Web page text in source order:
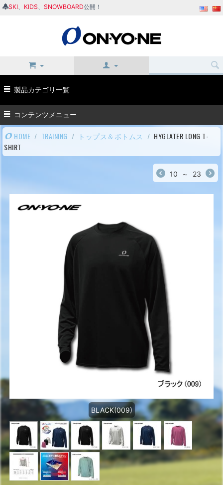
SKI KIDS SNOWBOARD公開！
製品カテゴリ一覧
コンテンツメニュー
HOME / TRAINING / トップス＆ボトムス / HYGLATER LONG T-
SHIRT
10 ～ 23
BLACK(009)